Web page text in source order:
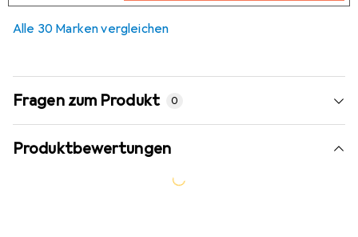
9,9%
Alle 30 Marken vergleichen
Fragen zum Produkt 0
Produktbewertungen